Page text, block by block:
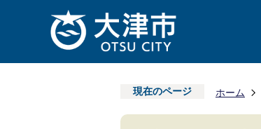
現在のページ ホーム